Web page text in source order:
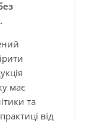
.
має
та
від